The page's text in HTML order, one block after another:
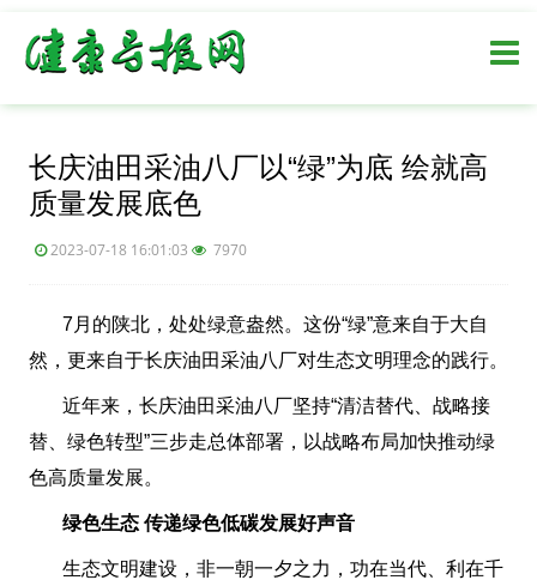
长庆油田采油八厂以“绿”为底 绘就高
质量发展底色
2023-07-18 16:01:03 7970
7月的陕北，处处绿意盎然。这份“绿”意来自于大自
然，更来自于长庆油田采油八厂对生态文明理念的践行。
近年来，长庆油田采油八厂坚持“清洁替代、战略接
替、绿色转型”三步走总体部署，以战略布局加快推动绿
色高质量发展。
绿色生态 传递绿色低碳发展好声音
生态文明建设，非一朝一夕之力，功在当代、利在千